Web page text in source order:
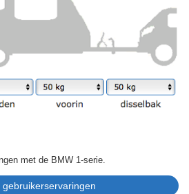
met de BMW 1-serie.